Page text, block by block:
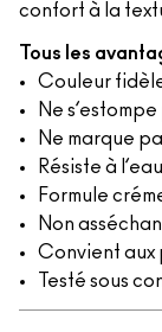
confort à la
Tous les
Couleur
Ne s’estompe
Ne marque
Résiste à l’eau
Formule
Non
Convient aux
Testé sous